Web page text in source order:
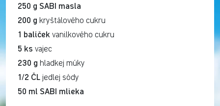
250 g SABI masla
200 g kryštálového cukru
1 balíček vanilkového cukru
5 ks vajec
230 g hladkej múky
1/2 ČL jedlej sódy
50 ml SABI mlieka